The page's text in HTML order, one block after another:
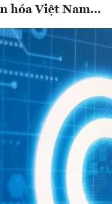
hóa Việt Nam…